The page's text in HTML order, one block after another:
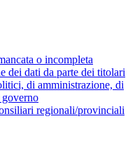
o incompleta
dei dati da parte dei titolari
di amministrazione, di
regionali/provinciali